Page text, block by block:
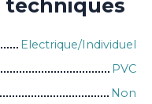
techniques
Electrique/Individuel
PVC
Non